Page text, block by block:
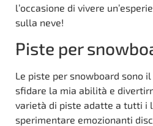
l’occasione di vivere
sulla neve!
Piste per
Le piste per snowboard sono
sfidare la mia abilità e
varietà di piste adatte a tutti i
sperimentare emozionanti